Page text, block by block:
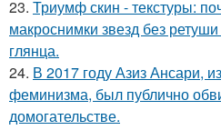
23. Триумф скин - текстуры:
макроснимки звезд без
глянца.
24. В 2017 году Азиз Ансари,
феминизма, был публично
домогательстве.